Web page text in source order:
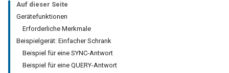
Auf dieser Seite
Gerätefunktionen
Erforderliche Merkmale
Beispielgerät: Einfacher Schrank
Beispiel für eine SYNC-Antwort
Beispiel für eine QUERY-Antwort